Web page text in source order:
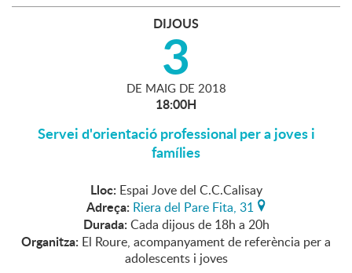
DIJOUS
3
DE MAIG DE 2018
18:00H
Servei d'orientació professional per a joves i
famílies
Lloc: Espai Jove del C.C.Calisay
Adreça: Riera del Pare Fita, 31
Durada: Cada dijous de 18h a 20h
Organitza: El Roure, acompanyament de referència per a
adolescents i joves